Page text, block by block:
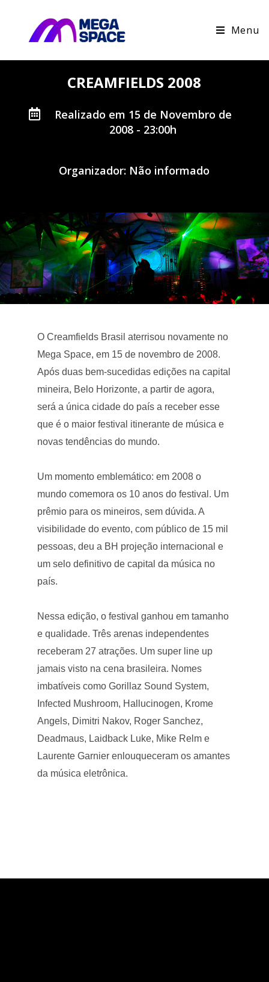
Menu
CREAMFIELDS 2008
Realizado em 15 de Novembro de
2008 - 23:00h
Organizador: Não informado
O Creamfields Brasil aterrisou novamente no
Mega Space, em 15 de novembro de 2008.
Após duas bem-sucedidas edições na capital
mineira, Belo Horizonte, a partir de agora,
será a única cidade do país a receber esse
que é o maior festival itinerante de música e
novas tendências do mundo.
Um momento emblemático: em 2008 o
mundo comemora os 10 anos do festival. Um
prêmio para os mineiros, sem dúvida. A
visibilidade do evento, com público de 15 mil
pessoas, deu a BH projeção internacional e
um selo definitivo de capital da música no
país.
Nessa edição, o festival ganhou em tamanho
e qualidade. Três arenas independentes
receberam 27 atrações. Um super line up
jamais visto na cena brasileira. Nomes
imbatíveis como Gorillaz Sound System,
Infected Mushroom, Hallucinogen, Krome
Angels, Dimitri Nakov, Roger Sanchez,
Deadmaus, Laidback Luke, Mike Relm e
Laurente Garnier enlouqueceram os amantes
da música eletrônica.